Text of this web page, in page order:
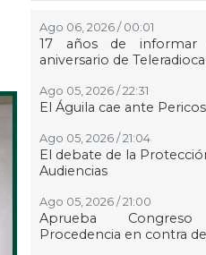
Ago 06, 2026 / 00:01
17 años de
aniversario de
Ago 05, 2026 / 22:31
El Águila cae ante
Ago 05, 2026 / 21:04
El debate de la
Audiencias
Ago 05, 2026 / 21:00
Aprueba
Procedencia en contra